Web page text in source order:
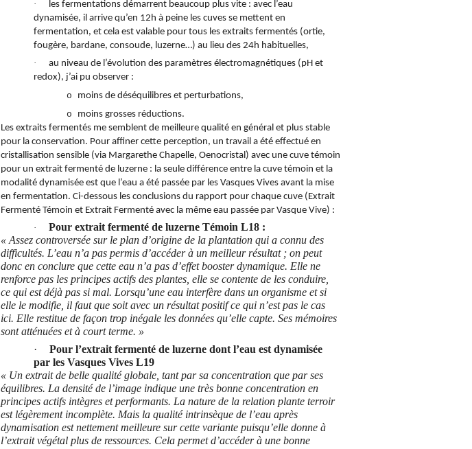
·
les fermentations démarrent beaucoup plus vite : avec l’eau
dynamisée, il arrive qu’en 12h à peine les cuves se mettent en
fermentation, et cela est valable pour tous les extraits fermentés (ortie,
fougère, bardane, consoude, luzerne…) au lieu des 24h habituelles,
·
au niveau de l’évolution des paramètres électromagnétiques (pH et
redox), j’ai pu observer :
o
moins de déséquilibres et perturbations,
o
moins grosses réductions.
Les extraits fermentés me semblent de meilleure qualité en général et plus stable
pour la conservation. Pour affiner cette perception, un travail a été effectué en
cristallisation sensible (via Margarethe Chapelle, Oenocristal) avec une cuve témoin
pour un extrait fermenté de luzerne : la seule différence entre la cuve témoin et la
modalité dynamisée est que l’eau a été passée par les Vasques Vives avant la mise
en fermentation. Ci-dessous les conclusions du rapport pour chaque cuve (Extrait
Fermenté Témoin et Extrait Fermenté avec la même eau passée par Vasque Vive) :
·
Pour extrait fermenté de luzerne Témoin L18 :
« Assez controversée sur le plan d’origine de la plantation qui a connu des
difficultés. L’eau n’a pas permis d’accéder à un meilleur résultat ; on peut
donc en conclure que cette eau n’a pas d’effet booster dynamique. Elle ne
renforce pas les principes actifs des plantes, elle se contente de les conduire,
ce qui est déjà pas si mal. Lorsqu’une eau interfère dans un organisme et si
elle le modifie, il faut que soit avec un résultat positif ce qui n’est pas le cas
ici. Elle restitue de façon trop inégale les données qu’elle capte. Ses mémoires
sont atténuées et à court terme. »
·
Pour l’extrait fermenté de luzerne dont l’eau est dynamisée
par les Vasques Vives L19
« Un extrait de belle qualité globale, tant par sa concentration que par ses
équilibres. La densité de l’image indique une très bonne concentration en
principes actifs intègres et performants. La nature de la relation plante terroir
est légèrement incomplète. Mais la qualité intrinsèque de l’eau après
dynamisation est nettement meilleure sur cette variante puisqu’elle donne à
l’extrait végétal plus de ressources. Cela permet d’accéder à une bonne